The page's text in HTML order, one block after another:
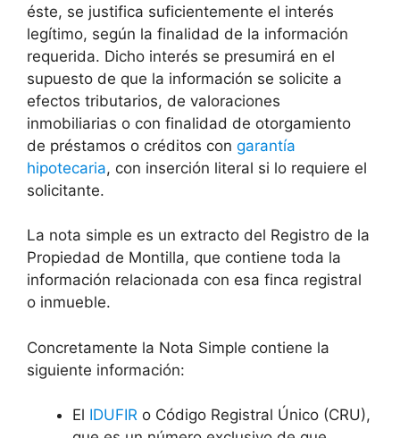
éste, se justifica suficientemente el interés
legítimo, según la finalidad de la información
requerida. Dicho interés se presumirá en el
supuesto de que la información se solicite a
efectos tributarios, de valoraciones
inmobiliarias o con finalidad de otorgamiento
de préstamos o créditos con garantía
hipotecaria, con inserción literal si lo requiere el
solicitante.
La nota simple es un extracto del Registro de la
Propiedad de Montilla, que contiene toda la
información relacionada con esa finca registral
o inmueble.
Concretamente la Nota Simple contiene la
siguiente información:
El IDUFIR o Código Registral Único (CRU),